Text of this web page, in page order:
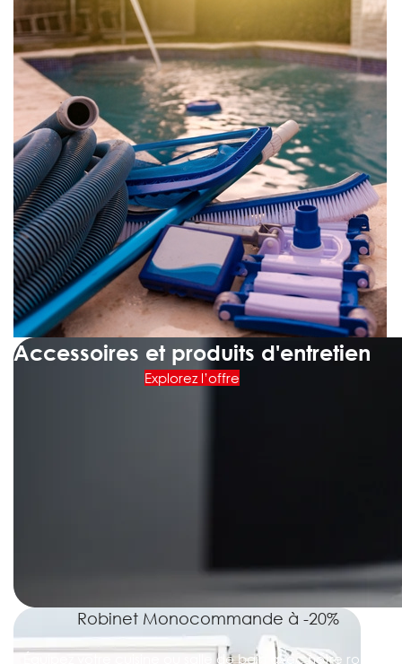
Accessoires et produits d'entretien
Explorez l’offre
Robinet Monocommande à -20%
Équipez votre cuisine ou salle de bain avec notre robinet